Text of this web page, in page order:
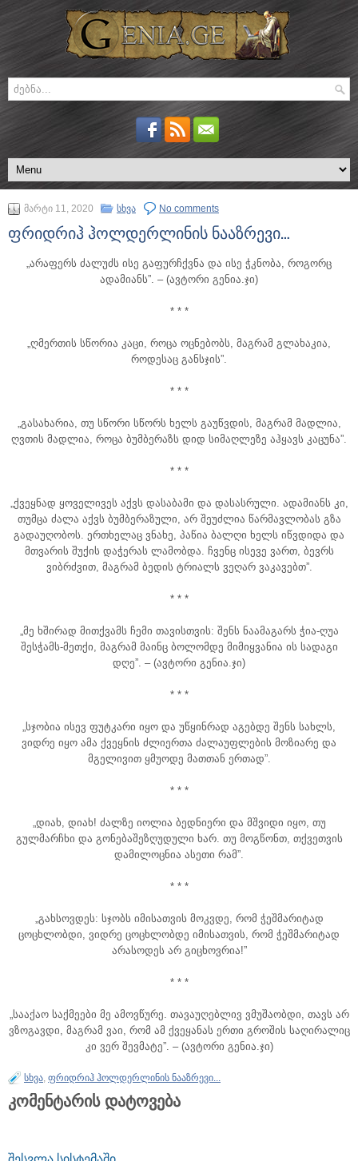
მარტი 11, 2020 სხვა No comments
ფრიდრიჰ ჰოლდერლინის ნააზრევი…
„არაფერს ძალუძს ისე გაფურჩქვნა და ისე ჭკნობა, როგორც
ადამიანს”. – (ავტორი გენია.ჯი)
* * *
„ღმერთის სწორია კაცი, როცა ოცნებობს, მაგრამ გლახაკია,
როდესაც განსჯის”.
* * *
„გასახარია, თუ სწორი სწორს ხელს გაუწვდის, მაგრამ მადლია,
ღვთის მადლია, როცა ბუმბერაზს დიდ სიმაღლეზე აჰყავს კაცუნა”.
* * *
„ქვეყნად ყოველივეს აქვს დასაბამი და დასასრული. ადამიანს კი,
თუმცა ძალა აქვს ბუმბერაზული, არ შეუძლია წარმავლობას გზა
გადაუღობოს. ერთხელაც ვნახე, პაწია ბალღი ხელს იწვდიდა და
მთვარის შუქის დაჭერას ლამობდა. ჩვენც ისევე ვართ, ბევრს
ვიბრძვით, მაგრამ ბედის ტრიალს ვეღარ ვაკავებთ”.
* * *
„მე ხშირად მითქვამს ჩემი თავისთვის: შენს ნაამაგარს ჭია-ღუა
შესჭამს-მეთქი, მაგრამ მაინც ბოლომდე მიმიყვანია ის სადაგი
დღე”. – (ავტორი გენია.ჯი)
* * *
„სჯობია ისევ ფუტკარი იყო და უწყინრად აგებდე შენს სახლს,
ვიდრე იყო ამა ქვეყნის ძლიერთა ძალაუფლების მოზიარე და
მგელივით ყმუოდე მათთან ერთად”.
* * *
„დიახ, დიახ! ძალზე იოლია ბედნიერი და მშვიდი იყო, თუ
გულმარჩხი და გონებაშეზღუდული ხარ. თუ მოგწონთ, თქვეთვის
დამილოცნია ასეთი რამ”.
* * *
„გახსოვდეს: სჯობს იმისათვის მოკვდე, რომ ჭეშმარიტად
ცოცხლობდი, ვიდრე ცოცხლობდე იმისათვის, რომ ჭეშმარიტად
არასოდეს არ გიცხოვრია!”
* * *
„სააქაო საქმეები მე ამოვწურე. თავაუღებლივ ვმუშაობდი, თავს არ
ვზოგავდი, მაგრამ ვაი, რომ ამ ქვეყანას ერთი გროშის საღირალიც
კი ვერ შევმატე”. – (ავტორი გენია.ჯი)
სხვა, ფრიდრიჰ ჰოლდერლინის ნააზრევი...
კომენტარის დატოვება